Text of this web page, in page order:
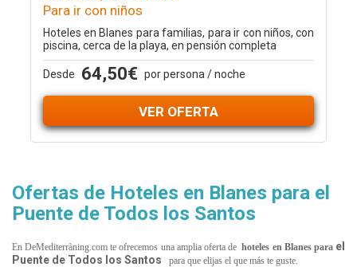
Para ir con niños
Hoteles en Blanes para familias, para ir con niños, con
piscina, cerca de la playa, en pensión completa
Desde 64,50€ por persona / noche
VER OFERTA
Ofertas de Hoteles en Blanes para el
Puente de Todos los Santos
En DeMediterràning.com te ofrecemos una amplia oferta de hoteles en Blanes para el
Puente de Todos los Santos
para que elijas el que más te guste.